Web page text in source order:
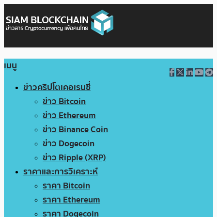
เมนู
ข่าวคริปโตเคอเรนซี่
ข่าว Bitcoin
ข่าว Ethereum
ข่าว Binance Coin
ข่าว Dogecoin
ข่าว Ripple (XRP)
ราคาและการวิเคราะห์
ราคา Bitcoin
ราคา Ethereum
ราคา Dogecoin